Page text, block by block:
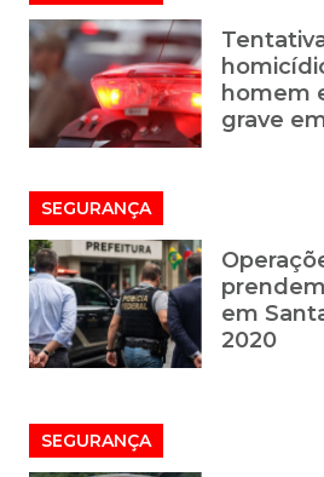
homem
grave
SEGURANÇA
em
2020
SEGURANÇA